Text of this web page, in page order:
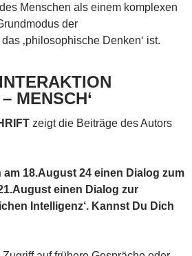
Menschen als einem komplexen
der
‚philosophische Denken‘ ist.
MENSCH‘
zeigt die Beiträge des Autors
am 18.August 24 einen Dialog zum
einen Dialog zur
Intelligenz‘. Kannst Du Dich